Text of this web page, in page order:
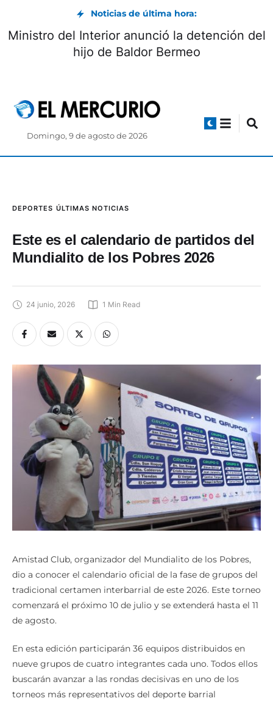
Noticias de última hora:
Ministro del Interior anunció la detención del
hijo de Baldor Bermeo
Domingo, 9 de agosto de 2026
DEPORTES ÚLTIMAS NOTICIAS
Este es el calendario de partidos del
Mundialito de los Pobres 2026
24 junio, 2026 1 Min Read
Amistad Club, organizador del Mundialito de los Pobres,
dio a conocer el calendario oficial de la fase de grupos del
tradicional certamen interbarrial de este 2026. Este torneo
comenzará el próximo 10 de julio y se extenderá hasta el 11
de agosto.
En esta edición participarán 36 equipos distribuidos en
nueve grupos de cuatro integrantes cada uno. Todos ellos
buscarán avanzar a las rondas decisivas en uno de los
torneos más representativos del deporte barrial